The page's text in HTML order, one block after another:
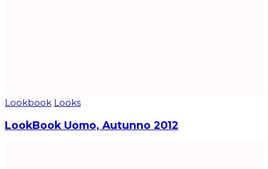
Lookbook Looks
LookBook Uomo, Autunno 2012